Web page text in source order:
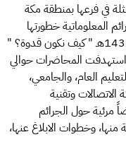
في فرعها بمنطقة مكة
المعلوماتية خطورتها
وعقوبتها) ضمن فعاليات ملتقى مكة الثقافي 1439هـ " كيف نكون قدوة؟ "
المحاضرات حوالي
العام، والجامعي،
الاتصالات وتقنية
مرئية حول الجرائم
منها، وخطوات الابلاغ عنها،